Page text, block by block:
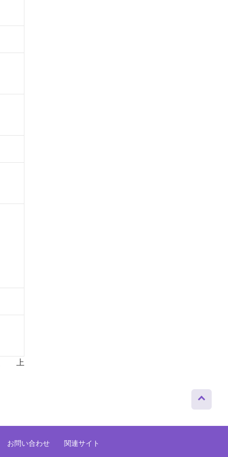
上
ップへ
お問い合わせ 関連サイト